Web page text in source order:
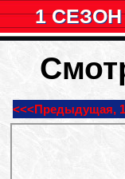
1 СЕЗОН
<<<Предыдущая, 1